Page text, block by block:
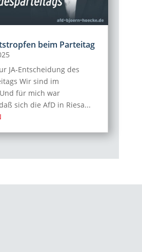
beim Parteitag
JA-Entscheidung des
Wir sind im
für mich war
sich die AfD in Riesa...